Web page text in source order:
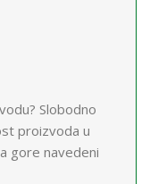
Slobodno
proizvoda u
gore navedeni